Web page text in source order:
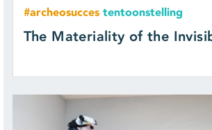
#archeosucces tentoonstelling
The Materiality of the